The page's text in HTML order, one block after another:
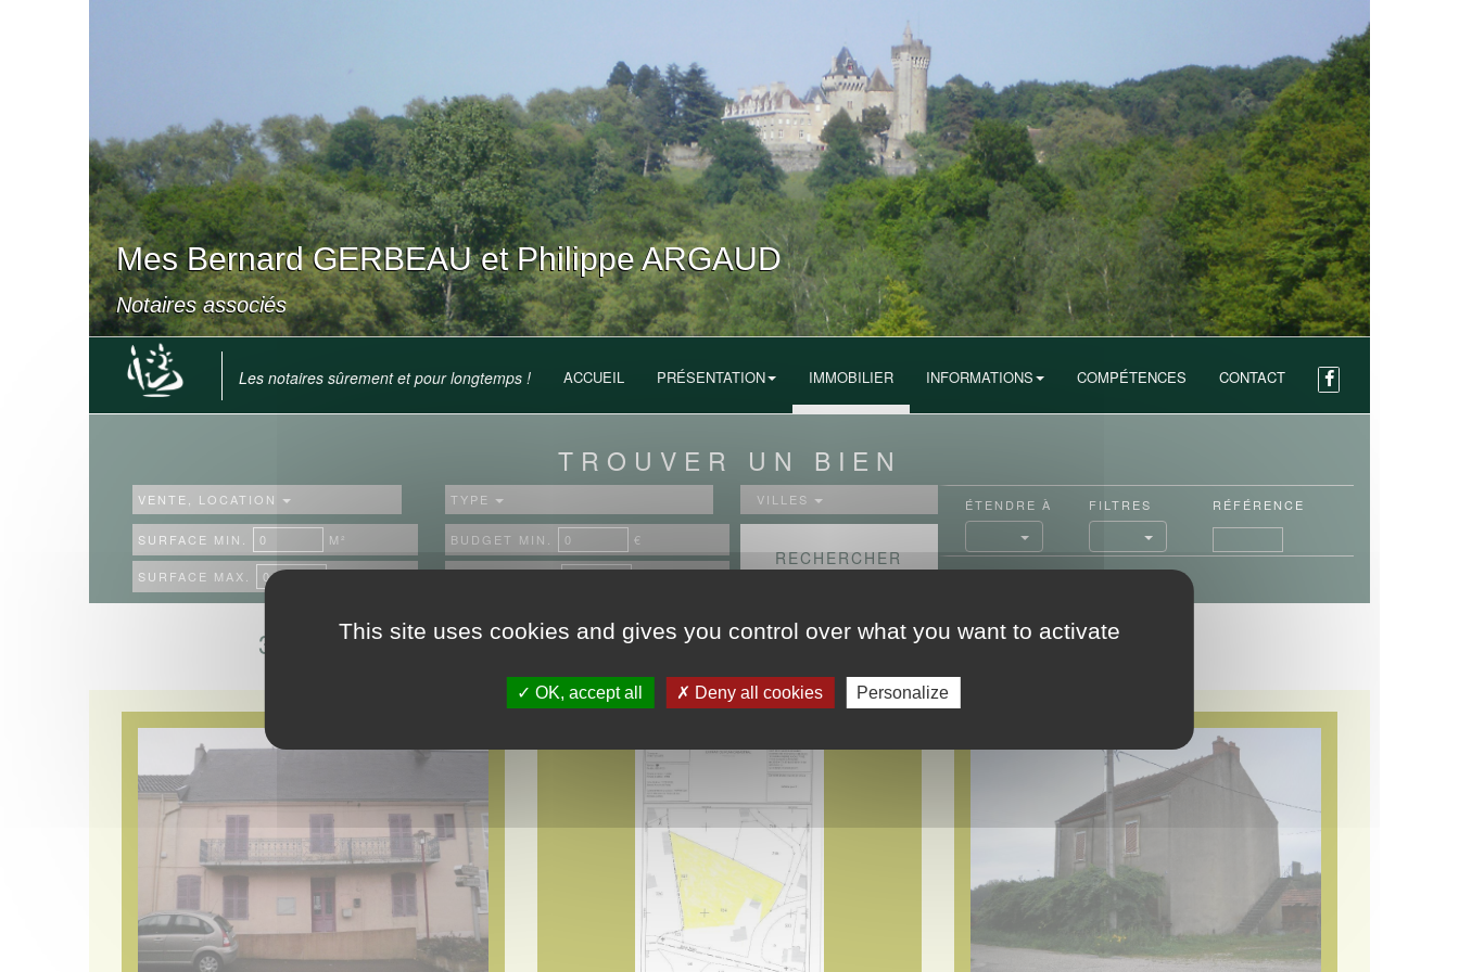
Mes Bernard GERBEAU et Philippe ARGAUD
Notaires associés
Les notaires sûrement et pour longtemps ! ACCUEIL PRÉSENTATION IMMOBILIER INFORMATIONS COMPÉTENCES CONTACT
TROUVER UN BIEN
VENTE, LOCATION TYPE VILLES ÉTENDRE À FILTRES
RÉFÉRENCE
SURFACE MIN.
M²
SURFACE MAX. M²
BUDGET MIN. €
BUDGET MAX. €
39
annonces correspondent à votre
Trier parDate ▼ Prix Commune Type de bien < 1 2 3
This site uses cookies and gives you control over what you want to activate
OK, accept all Deny all cookies Personalize